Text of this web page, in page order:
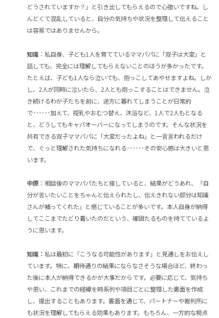
どうされていますか？」と引き出してもらえるので心強いですね。し
んどくて混乱していると、自分の気持ちや状況を整理して伝えること
は容易ではありませんから。
知識 ：私自身、子ども1人を育てているママパパに「双子は大変」と
話しても、完全には理解してもらえないことのほうが多かったです。
たとえば、子ども1人なら泣いても、抱っこしてあやせますよね。しか
し、2人が同時に泣いたら、2人とも抱っこすることはできません。泣
き続けるわが子たちを前に、途方に暮れてしまうことが日常的
で･･････加えて、授乳やおむつ替え、沐浴など、1人で2人もとなる
と、どうしてもキャパオーバーになってしまうのです。そんな状況を
共有できる双子ママパパに「大変だったよね」と一言言われるだけ
で、ぐっと理解された気持ちになれる･･････その安心感は大きいと思
います。
中原 ：相談後のママパパたちと接していると、結果がどうあれ、「自
分が言いたいことをちゃんと伝えられたし、伝えきれない部分は知識
さんが補ってくれた」と感じていることが多いです。本人自身が納得
してここまでたどり着いたのだという、確固たるものを持てているよ
うに思います。
知識： 私は最初に「こうなる可能性があります」と見通しをお伝えし
ています。特に、期待通りの結果にならなさそうな場合ほど、終わっ
た後に本人が納得できるかが大事だからです。必要に応じて、気持ち
や思い、これまでの経緯を時系列や項目ごとに整理した書面を作成
し、提出することもあります。書面を通じて、パートナーや裁判所に
も状況を理解してもらえる効果もあります。もちろん、一方的な視点